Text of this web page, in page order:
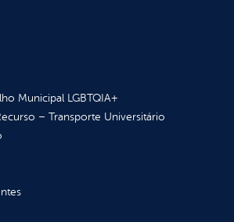
Municipal LGBTQIA+
– Transporte Universitário